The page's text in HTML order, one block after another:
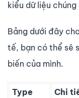
kiểu dữ liệu
Bảng dưới đây
tế, bạn có thể sẽ
biến của mình.
Type
Chi